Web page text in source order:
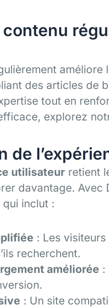
contenu
améliore
des articles de
tout en
explorez
de
utilisateur retient
davantage.
qui inclut :
: Les
recherchent.
améliorée :
: Un site